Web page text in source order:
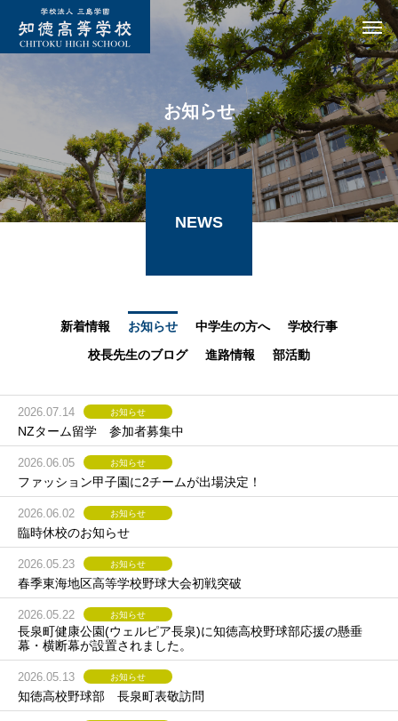
お知らせ
NEWS
新着情報 お知らせ 中学生の方へ
学校行事
校長先生のブログ
進路情報 部活動
2026.07.14 お知らせ
NZターム留学 参加者募集中
2026.06.05 お知らせ
ファッション甲子園に2チームが出場決定！
2026.06.02 お知らせ
臨時休校のお知らせ
2026.05.23 お知らせ
春季東海地区高等学校野球大会初戦突破
2026.05.22 お知らせ
長泉町健康公園(ウェルピア長泉)に知徳高校野球部応援の懸垂
幕・横断幕が設置されました。
2026.05.13 お知らせ
知徳高校野球部 長泉町表敬訪問